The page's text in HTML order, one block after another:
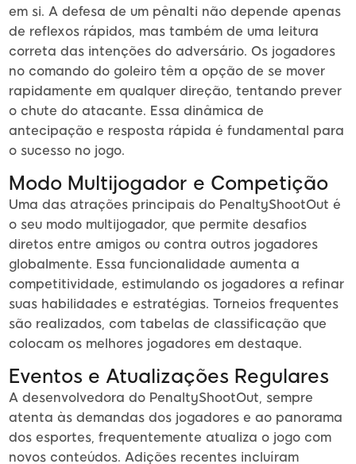
em si. A defesa de um pênalti não depende apenas
de reflexos rápidos, mas também de uma leitura
correta das intenções do adversário. Os jogadores
no comando do goleiro têm a opção de se mover
rapidamente em qualquer direção, tentando prever
o chute do atacante. Essa dinâmica de
antecipação e resposta rápida é fundamental para
o sucesso no jogo.
Modo Multijogador e Competição
Uma das atrações principais do PenaltyShootOut é
o seu modo multijogador, que permite desafios
diretos entre amigos ou contra outros jogadores
globalmente. Essa funcionalidade aumenta a
competitividade, estimulando os jogadores a refinar
suas habilidades e estratégias. Torneios frequentes
são realizados, com tabelas de classificação que
colocam os melhores jogadores em destaque.
Eventos e Atualizações Regulares
A desenvolvedora do PenaltyShootOut, sempre
atenta às demandas dos jogadores e ao panorama
dos esportes, frequentemente atualiza o jogo com
novos conteúdos. Adições recentes incluíram